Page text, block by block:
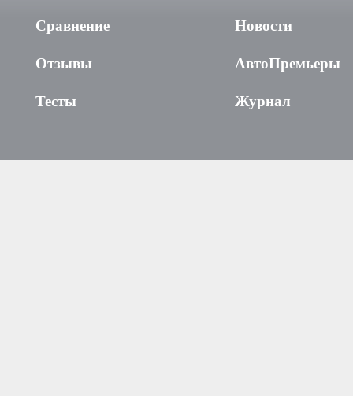
Сравнение
Отзывы
Тесты
Новости
АвтоПремьеры
Журнал